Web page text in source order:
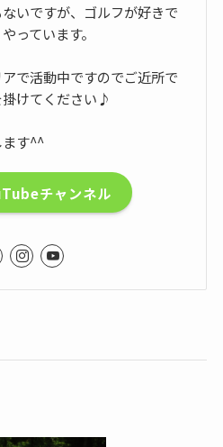
いですが、ゴルフが好きで
っています。
で活動中ですのでご近所で
掛けてください♪
ます^^
チャンネル